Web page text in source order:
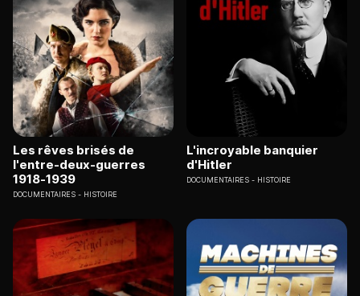
Les rêves brisés de
l'entre-deux-guerres
1918-1939
DOCUMENTAIRES HISTOIRE
L'incroyable banquier
d'Hitler
DOCUMENTAIRES HISTOIRE